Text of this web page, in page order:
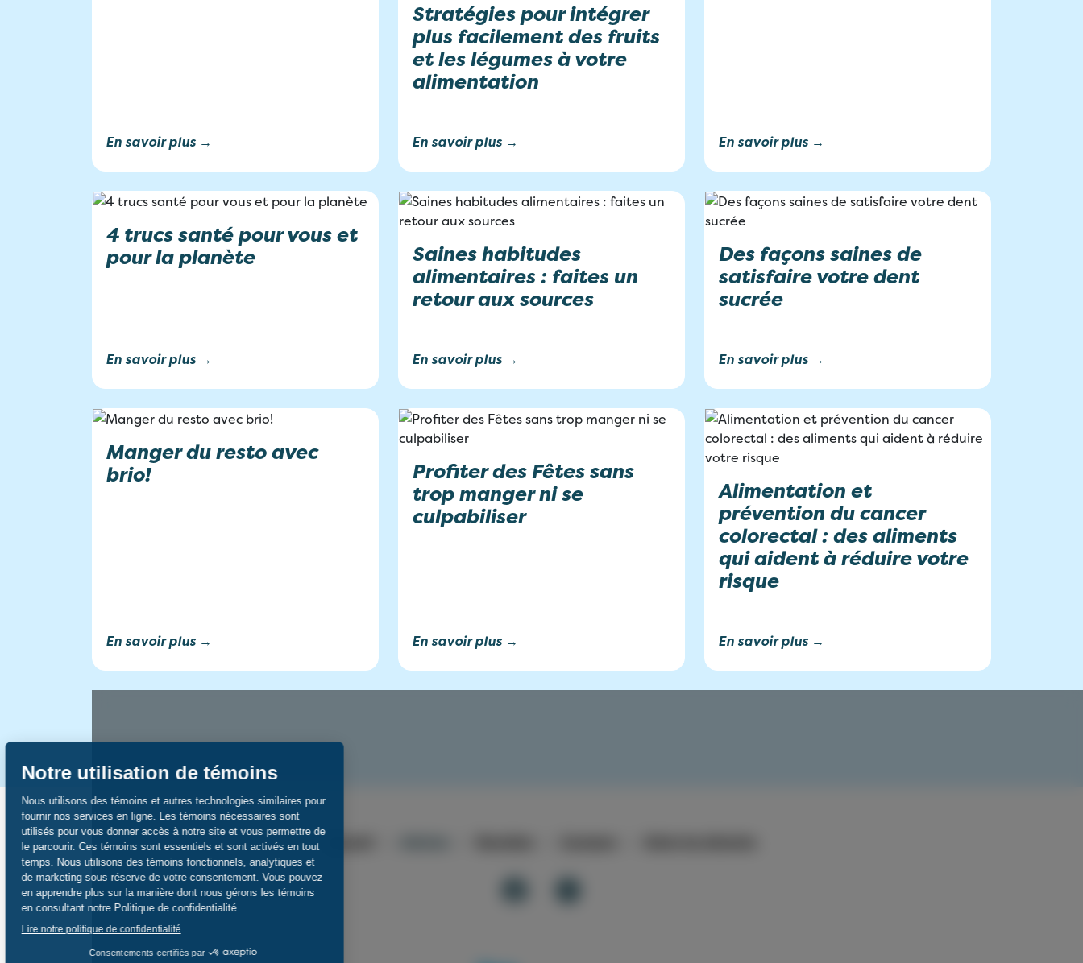
En savoir plus →
Stratégies pour intégrer
plus facilement des fruits
et les légumes à votre
alimentation
En savoir plus → En savoir plus →
4 trucs santé pour vous et
pour la planète
En savoir plus →
Saines habitudes
alimentaires : faites un
retour aux sources
En savoir plus →
Des façons saines de
satisfaire votre dent
sucrée
En savoir plus →
Manger du resto avec
brio!
En savoir plus →
Profiter des Fêtes sans
trop manger ni se
culpabiliser
En savoir plus →
Alimentation et
prévention du cancer
colorectal : des aliments
qui aident à réduire votre
risque
En savoir plus →